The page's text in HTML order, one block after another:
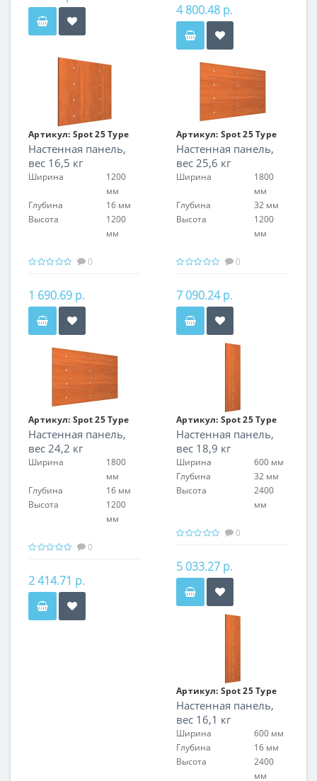
4 800.48 р.
Артикул: Spot 25 Type
02
Настенная панель,
вес 16,5 кг
Ширина
1200
мм
Глубина
16 мм
Высота
1200
мм
0
1 690.69 р.
Артикул: Spot 25 Type
03
Настенная панель,
вес 25,6 кг
Ширина
1800
мм
Глубина
32 мм
Высота
1200
мм
0
7 090.24 р.
Артикул: Spot 25 Type
03
Настенная панель,
вес 24,2 кг
Ширина
1800
мм
Глубина
16 мм
Высота
1200
мм
0
2 414.71 р.
Артикул: Spot 25 Type
04/1
Настенная панель,
вес 18,9 кг
Ширина
600 мм
Глубина
32 мм
Высота
2400
мм
0
5 033.27 р.
Артикул: Spot 25 Type
04/1
Настенная панель,
вес 16,1 кг
Ширина
600 мм
Глубина
16 мм
Высота
2400
мм